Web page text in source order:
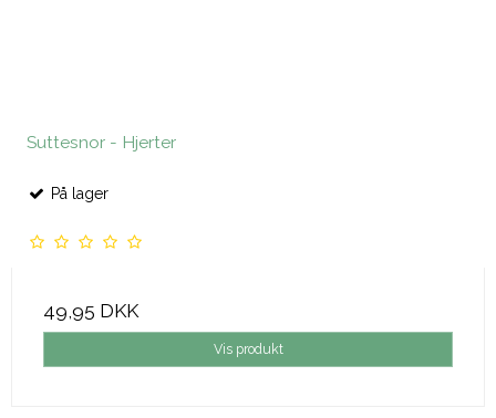
Suttesnor - Hjerter
På lager
49,95 DKK
Vis produkt